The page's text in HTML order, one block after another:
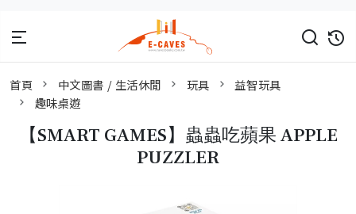
首頁 中文圖書 / 生活休閒 玩具
益智玩具
趣味桌遊
【SMART GAMES】蟲蟲吃蘋果 APPLE
PUZZLER